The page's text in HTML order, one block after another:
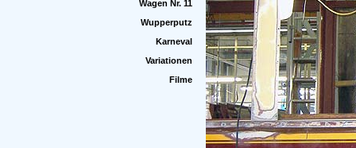
Wagen Nr. 11
Wupperputz
Karneval
Variationen
Filme